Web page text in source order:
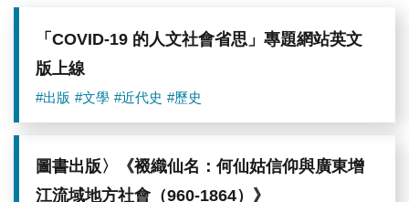
「COVID-19 的人文社會省思」專題網站英文
版上線
#出版 #文學 #近代史 #歷史
圖書出版〉《裰織仙名：何仙姑信仰與廣東增
江流域地方社會（960-1864）》